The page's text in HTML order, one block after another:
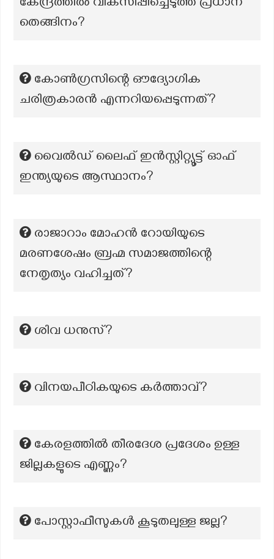
കേന്ദ്രത്തിൽ വികസിപ്പിച്ചെടുത്ത പ്രധാന
തെങ്ങിനം?
കോൺഗ്രസിന്റെ ഔദ്യോഗിക
ചരിത്രകാരൻ എന്നറിയപ്പെടുന്നത്?
വൈൽഡ് ലൈഫ് ഇൻസ്റ്റിറ്റ്യൂട്ട് ഓഫ്
ഇന്ത്യയുടെ ആസ്ഥാനം?
രാജാറാം മോഹൻ റോയിയുടെ
മരണശേഷം ബ്രഹ്മ സമാജത്തിന്റെ
നേതൃത്യം വഹിച്ചത്?
ശിവ ധനുസ്?
വിനയപീഠികയുടെ കർത്താവ്?
കേരളത്തിൽ തീരദേശ പ്രദേശം ഉള്ള
ജില്ലകളുടെ എണ്ണം?
പോസ്റ്റാഫീസുകൾ കൂടുതലുള്ള ജല്ല?